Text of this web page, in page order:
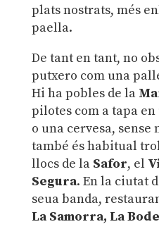
plats nostrats, més
paella.
De tant en tant, no
putxero com una
Hi ha pobles de la
pilotes com a tapa
o una cervesa, sense
també és habitual
llocs de la Safor, el
Segura. En la ciutat
seua banda,
La Samorra, La